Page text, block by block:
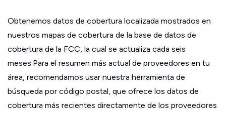
Obtenemos datos de cobertura localizada mostrados en
nuestros mapas de cobertura de la base de datos de
cobertura de la FCC, la cual se actualiza cada seis
meses.Para el resumen más actual de proveedores en tu
área, recomendamos usar nuestra herramienta de
búsqueda por código postal, que ofrece los datos de
cobertura más recientes directamente de los proveedores